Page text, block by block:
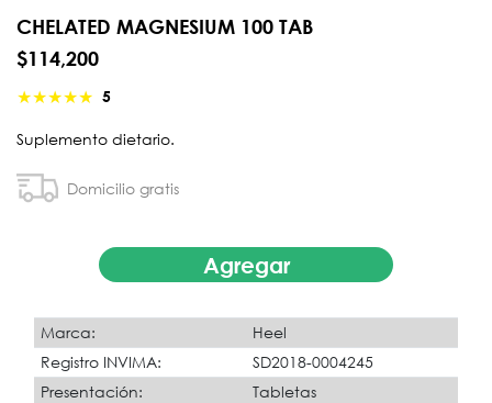
CHELATED MAGNESIUM 100 TAB
$114,200
★★★★★ 5
Suplemento dietario.
Domicilio gratis
Agregar
Marca:
Heel
Registro INVIMA:
SD2018-0004245
Presentación:
Tabletas